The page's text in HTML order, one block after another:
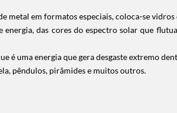
metal em formatos especiais, coloca-se
energia, das cores do espectro solar que
é uma energia que gera desgaste extremo
pêndulos, pirâmides e muitos outros.